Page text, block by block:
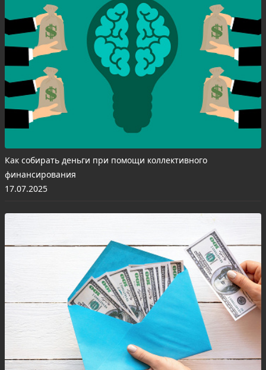
Как собирать деньги при помощи коллективного
финансирования
17.07.2025